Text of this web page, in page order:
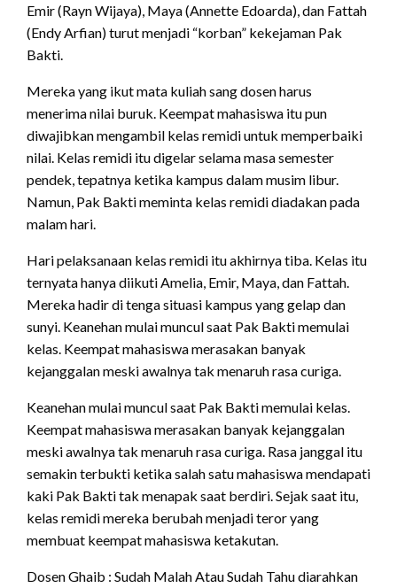
Emir (Rayn Wijaya), Maya (Annette Edoarda), dan Fattah
(Endy Arfian) turut menjadi “korban” kekejaman Pak
Bakti.
Mereka yang ikut mata kuliah sang dosen harus
menerima nilai buruk. Keempat mahasiswa itu pun
diwajibkan mengambil kelas remidi untuk memperbaiki
nilai. Kelas remidi itu digelar selama masa semester
pendek, tepatnya ketika kampus dalam musim libur.
Namun, Pak Bakti meminta kelas remidi diadakan pada
malam hari.
Hari pelaksanaan kelas remidi itu akhirnya tiba. Kelas itu
ternyata hanya diikuti Amelia, Emir, Maya, dan Fattah.
Mereka hadir di tenga situasi kampus yang gelap dan
sunyi. Keanehan mulai muncul saat Pak Bakti memulai
kelas. Keempat mahasiswa merasakan banyak
kejanggalan meski awalnya tak menaruh rasa curiga.
Keanehan mulai muncul saat Pak Bakti memulai kelas.
Keempat mahasiswa merasakan banyak kejanggalan
meski awalnya tak menaruh rasa curiga. Rasa janggal itu
semakin terbukti ketika salah satu mahasiswa mendapati
kaki Pak Bakti tak menapak saat berdiri. Sejak saat itu,
kelas remidi mereka berubah menjadi teror yang
membuat keempat mahasiswa ketakutan.
Dosen Ghaib : Sudah Malah Atau Sudah Tahu diarahkan